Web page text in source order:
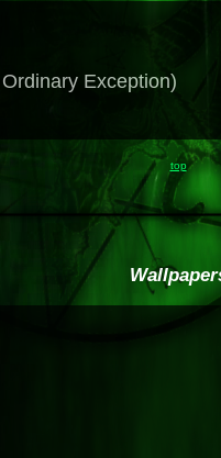
Exception)
top